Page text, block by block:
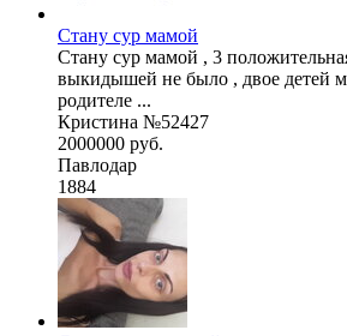
Стану сур мамой
Стану сур мамой , 3
выкидышей не было , двое детей
родителе ...
Кристина №52427
2000000 руб.
Павлодар
1884